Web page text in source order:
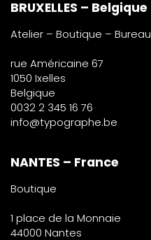
BRUXELLES – Belgique
Atelier – Boutique – Bureau
rue Américaine 67
1050 Ixelles
Belgique
0032 2 345 16 76
info@typographe.be
NANTES – France
Boutique
1 place de la Monnaie
44000 Nantes